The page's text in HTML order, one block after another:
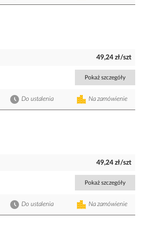
49,24 zł/szt
Pokaż szczegóły
Na zamówienie
Do ustalenia
49,24 zł/szt
Pokaż szczegóły
Na zamówienie
Do ustalenia